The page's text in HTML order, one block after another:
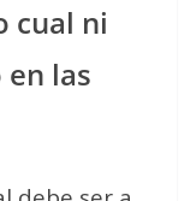
cual ni
las